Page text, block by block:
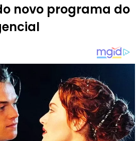
novo programa do